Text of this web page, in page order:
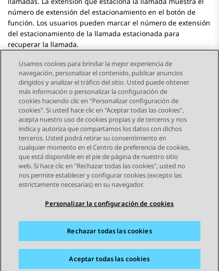
número de extensión del estacionamiento en el botón de
función. Los usuarios pueden marcar el número de extensión
del estacionamiento de la llamada estacionada para
recuperar la llamada.
Send Feedback
Navegación de tema
Tema anterior Tema siguiente
STAY CONNECTED
Mapa del sitio Condiciones de Uso
Privacidad
Política de Cookies
Marcas registradas
© 2026 Avaya LLC
Usamos cookies para brindar la mejor experiencia de
navegación, personalizar el contenido, publicar anuncios
dirigidos y analizar el tráfico del sitio. Usted puede obtener
más información o personalizar la configuración de
cookies haciendo clic en "Personalizar configuración de
cookies". Si usted hace clic en "Aceptar todas las cookies",
acepta nuestro uso de cookies propias y de terceros y nos
indica y autoriza que compartamos los datos con dichos
terceros. Usted podrá retirar su consentimiento en
cualquier momento en el Centro de preferencia de cookies,
que está disponible en el pie de página de nuestro sitio
web. Si hace clic en "Rechazar todas las cookies", usted no
nos permite establecer y configurar cookies (excepto las
estrictamente necesarias) en su navegador.
Personalizar la configuración de cookies
Rechazar todas las cookies
Aceptar todas las cookies